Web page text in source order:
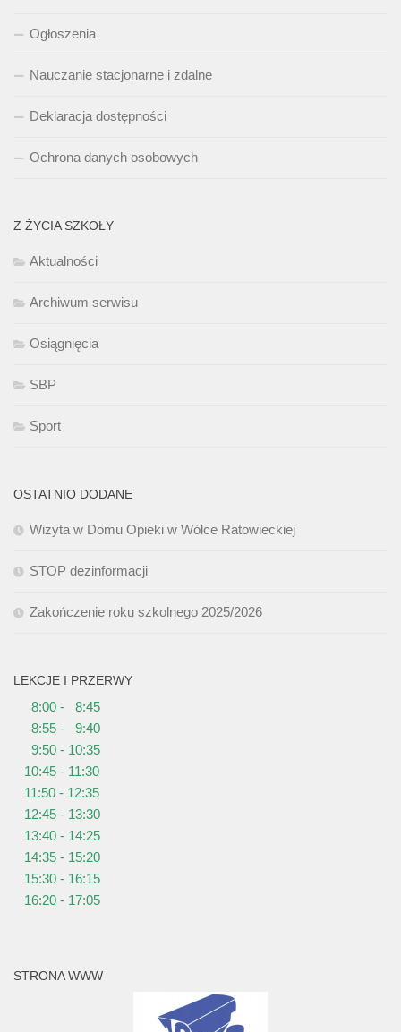
Ogłoszenia
Nauczanie stacjonarne i zdalne
Deklaracja dostępności
Ochrona danych osobowych
Z ŻYCIA SZKOŁY
Aktualności
Archiwum serwisu
Osiągnięcia
SBP
Sport
OSTATNIO DODANE
Wizyta w Domu Opieki w Wólce Ratowieckiej
STOP dezinformacji
Zakończenie roku szkolnego 2025/2026
LEKCJE I PRZERWY
8:00 - 8:45
8:55 - 9:40
9:50 - 10:35
10:45 - 11:30
11:50 - 12:35
12:45 - 13:30
13:40 - 14:25
14:35 - 15:20
15:30 - 16:15
16:20 - 17:05
STRONA WWW